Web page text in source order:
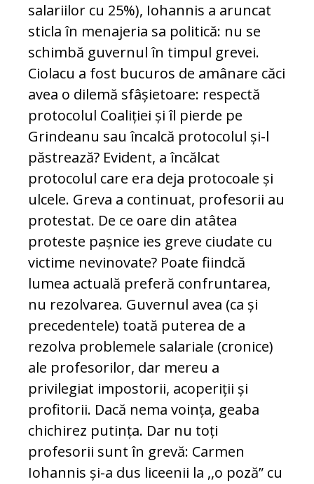
salariilor cu 25%), Iohannis a aruncat
sticla în menajeria sa politică: nu se
schimbă guvernul în timpul grevei.
Ciolacu a fost bucuros de amânare căci
avea o dilemă sfâșietoare: respectă
protocolul Coaliției și îl pierde pe
Grindeanu sau încalcă protocolul și-l
păstrează? Evident, a încălcat
protocolul care era deja protocoale și
ulcele. Greva a continuat, profesorii au
protestat. De ce oare din atâtea
proteste pașnice ies greve ciudate cu
victime nevinovate? Poate fiindcă
lumea actuală preferă confruntarea,
nu rezolvarea. Guvernul avea (ca și
precedentele) toată puterea de a
rezolva problemele salariale (cronice)
ale profesorilor, dar mereu a
privilegiat impostorii, acoperiții și
profitorii. Dacă nema voința, geaba
chichirez putința. Dar nu toți
profesorii sunt în grevă: Carmen
Iohannis și-a dus liceenii la ,,o poză” cu